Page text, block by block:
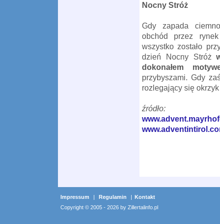
Nocny Stróż
Gdy zapada
obchód przez
wszystko zostało
dzień Nocny Stróż
dokonałem
przybyszami. Gdy
rozlegający się
źródło:
Impressum | Regulamin | Kontakt
Copyright © 2005 - 2026 by Zillertalinfo.pl